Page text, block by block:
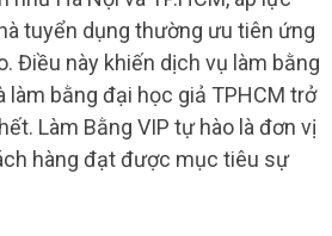
tuyển dụng thường ưu tiên ứng
Điều này khiến dịch vụ làm bằng
làm bằng đại học giả TPHCM trở
Làm Bằng VIP tự hào là đơn vị
hàng đạt được mục tiêu sự